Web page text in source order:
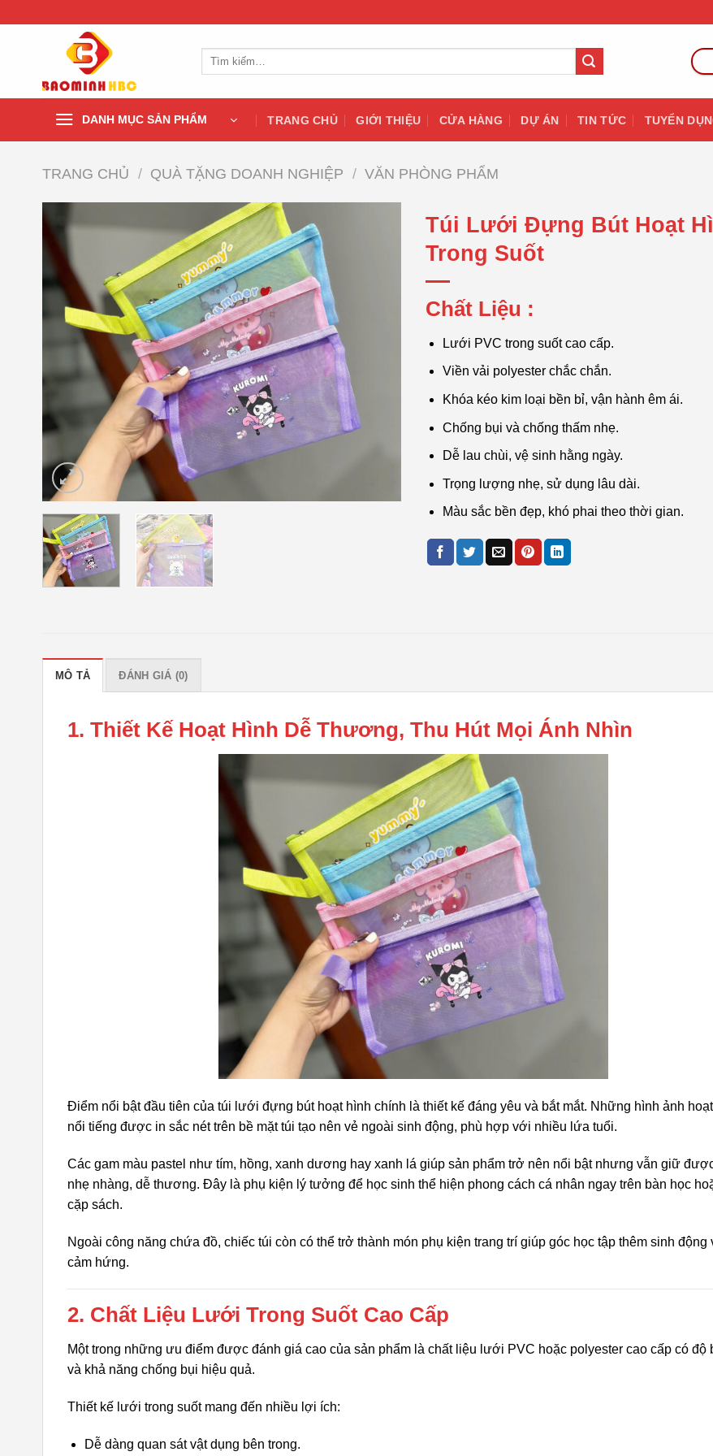
Tìm
DANH MỤC SẢN PHẨM TRANG CHỦ GIỚI THIỆU CỬA HÀNG DỰ ÁN TIN TỨC TUYỂN
TRANG CHỦ / QUÀ TẶNG DOANH NGHIỆP / VĂN PHÒNG PHẨM
Túi Lưới Đựng Bút Hoạt
Trong Suốt
Chất Liệu :
Lưới PVC trong suốt cao cấp.
Viền vải polyester chắc chắn.
Khóa kéo kim loại bền bỉ, vận hành êm ái.
Chống bụi và chống thấm nhẹ.
Dễ lau chùi, vệ sinh hằng ngày.
Trọng lượng nhẹ, sử dụng lâu dài.
Màu sắc bền đẹp, khó phai theo thời gian.
MÔ TẢ ĐÁNH GIÁ (0)
1. Thiết Kế Hoạt Hình Dễ Thương, Thu Hút Mọi Ánh Nhìn
Điểm nổi bật đầu tiên của túi lưới đựng bút hoạt hình chính là thiết kế đáng yêu và bắt mắt. Những hình ảnh
nổi tiếng được in sắc nét trên bề mặt túi tạo nên vẻ ngoài sinh động, phù hợp với nhiều lứa tuổi.
Các gam màu pastel như tím, hồng, xanh dương hay xanh lá giúp sản phẩm trở nên nổi bật nhưng vẫn giữ
nhẹ nhàng, dễ thương. Đây là phụ kiện lý tưởng để học sinh thể hiện phong cách cá nhân ngay trên bàn học
cặp sách.
Ngoài công năng chứa đồ, chiếc túi còn có thể trở thành món phụ kiện trang trí giúp góc học tập thêm sinh động
cảm hứng.
2. Chất Liệu Lưới Trong Suốt Cao Cấp
Một trong những ưu điểm được đánh giá cao của sản phẩm là chất liệu lưới PVC hoặc polyester cao cấp có độ
và khả năng chống bụi hiệu quả.
Thiết kế lưới trong suốt mang đến nhiều lợi ích:
Dễ dàng quan sát vật dụng bên trong.